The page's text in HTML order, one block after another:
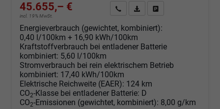
45.655,– €
incl. 19% MwSt.
Angebot anfordern
Fahrzeugexpose (PDF)
Energieverbrauch (gewichtet, kombiniert):
0,40 l/100km + 16,90 kWh/100km
Kraftstoffverbrauch bei entladener Batterie
kombiniert: 5,60 l/100km
Stromverbrauch bei rein elektrischem Betrieb
kombiniert: 17,40 kWh/100km
Elektrische Reichweite (EAER): 124 km
CO2-Klasse bei entladener Batterie: D
CO2-Emissionen (gewichtet, kombiniert): 8,00 g/km